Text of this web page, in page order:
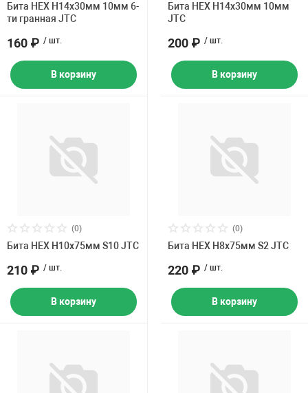
Бита HEX H14х30мм 10мм 6-
ти гранная JTC
160 ₽ / шт.
В корзину
Бита HEX H14х30мм 10мм
JTC
200 ₽ / шт.
В корзину
(0)
Бита HEX H10х75мм S10 JTC
210 ₽ / шт.
В корзину
(0)
Бита HEX H8х75мм S2 JTC
220 ₽ / шт.
В корзину